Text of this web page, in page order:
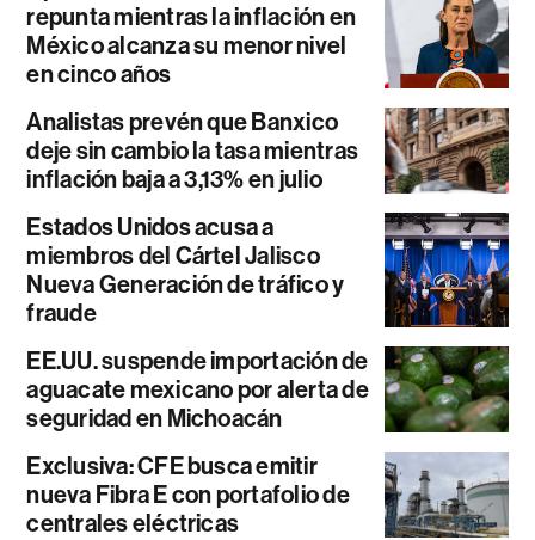
repunta mientras la inflación en
México alcanza su menor nivel
en cinco años
Analistas prevén que Banxico
deje sin cambio la tasa mientras
inflación baja a 3,13% en julio
Estados Unidos acusa a
miembros del Cártel Jalisco
Nueva Generación de tráfico y
fraude
EE.UU. suspende importación de
aguacate mexicano por alerta de
seguridad en Michoacán
Exclusiva: CFE busca emitir
nueva Fibra E con portafolio de
centrales eléctricas